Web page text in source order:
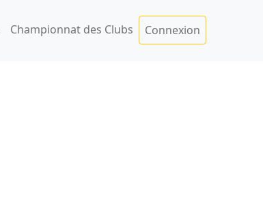
Championnat des Clubs Connexion